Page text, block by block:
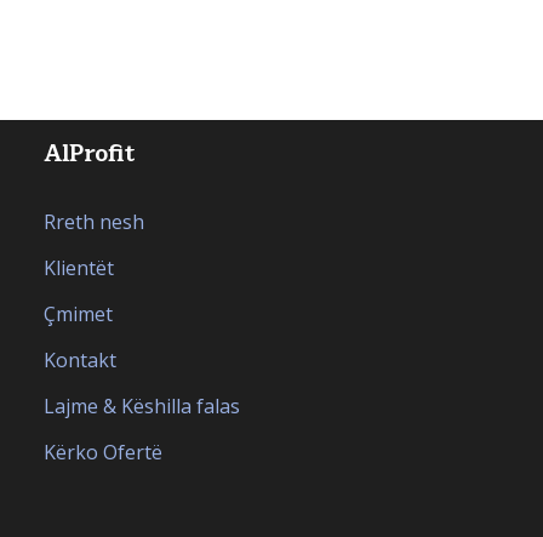
AlProfit
Rreth nesh
Klientët
Çmimet
Kontakt
Lajme & Këshilla falas
Kërko Ofertë